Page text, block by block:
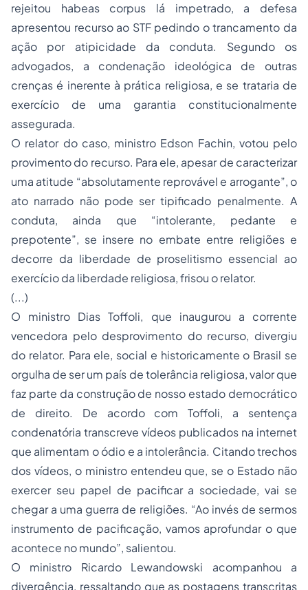
rejeitou habeas corpus lá impetrado, a defesa
apresentou recurso ao STF pedindo o trancamento da
ação por atipicidade da conduta. Segundo os
advogados, a condenação ideológica de outras
crenças é inerente à prática religiosa, e se trataria de
exercício de uma garantia constitucionalmente
assegurada.
O relator do caso, ministro Edson Fachin, votou pelo
provimento do recurso. Para ele, apesar de caracterizar
uma atitude “absolutamente reprovável e arrogante”, o
ato narrado não pode ser tipificado penalmente. A
conduta, ainda que “intolerante, pedante e
prepotente”, se insere no embate entre religiões e
decorre da liberdade de proselitismo essencial ao
exercício da liberdade religiosa, frisou o relator.
(...)
O ministro Dias Toffoli, que inaugurou a corrente
vencedora pelo desprovimento do recurso, divergiu
do relator. Para ele, social e historicamente o Brasil se
orgulha de ser um país de tolerância religiosa, valor que
faz parte da construção de nosso estado democrático
de direito. De acordo com Toffoli, a sentença
condenatória transcreve vídeos publicados na internet
que alimentam o ódio e a intolerância. Citando trechos
dos vídeos, o ministro entendeu que, se o Estado não
exercer seu papel de pacificar a sociedade, vai se
chegar a uma guerra de religiões. “Ao invés de sermos
instrumento de pacificação, vamos aprofundar o que
acontece no mundo”, salientou.
O ministro Ricardo Lewandowski acompanhou a
divergência, ressaltando que as postagens transcritas